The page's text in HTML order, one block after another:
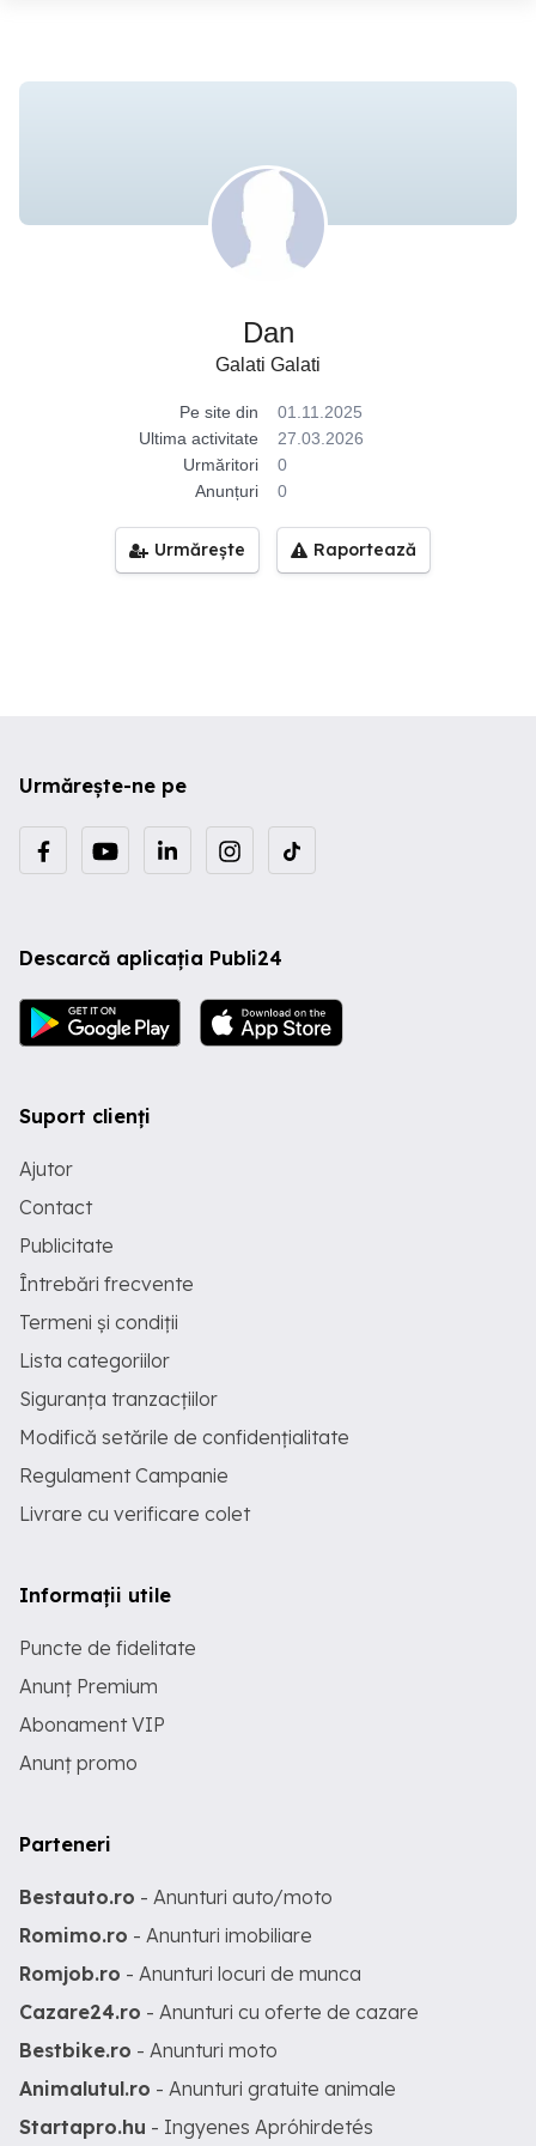
Dan
Galati Galati
Pe site din
01.11.2025
Ultima activitate
27.03.2026
Urmăritori
0
Anunțuri
0
Urmărește Raportează
Urmărește-ne pe
Descarcă aplicația Publi24
Suport clienți
Ajutor
Contact
Publicitate
Întrebări frecvente
Termeni și condiții
Lista categoriilor
Siguranța tranzacțiilor
Modifică setările de confidențialitate
Regulament Campanie
Livrare cu verificare colet
Informații utile
Puncte de fidelitate
Anunț Premium
Abonament VIP
Anunț promo
Parteneri
Bestauto.ro - Anunturi auto/moto
Romimo.ro - Anunturi imobiliare
Romjob.ro - Anunturi locuri de munca
Cazare24.ro - Anunturi cu oferte de cazare
Bestbike.ro - Anunturi moto
Animalutul.ro - Anunturi gratuite animale
Startapro.hu - Ingyenes Apróhirdetés